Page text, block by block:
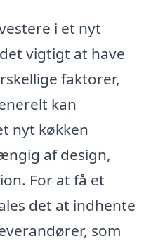
i et nyt
vigtigt at have
faktorer,
kan
nyt køkken
af design,
For at få et
det at indhente
som